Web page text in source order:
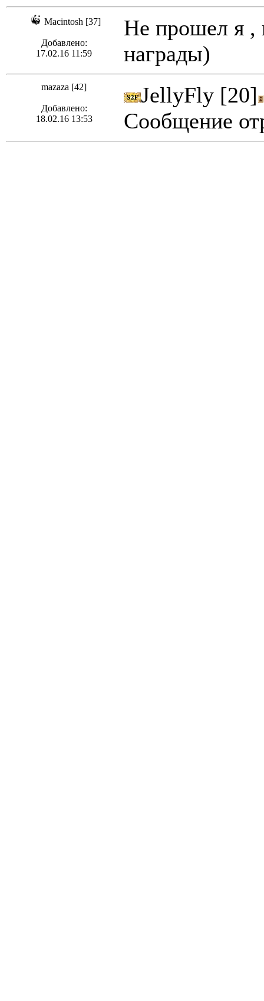
Macintosh [37]
Добавлено:
17.02.16 11:59
Не прошел я ,
награды)
mazaza [42]
Добавлено:
18.02.16 13:53
JellyFly [20]
Сообщение